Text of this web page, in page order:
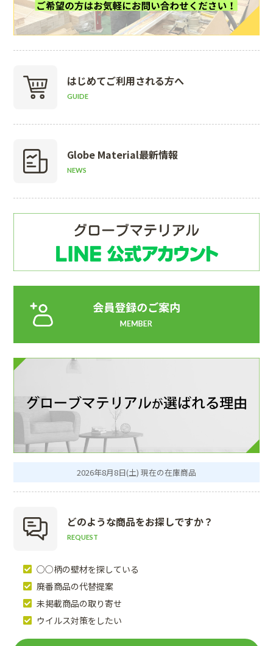
はじめてご利用される方へ
GUIDE
Globe Material最新情報
NEWS
2026年8月8日(土) 現在の在庫商品
どのような商品をお探しですか？
REQUEST
○○柄の壁材を探している
廃番商品の代替提案
未掲載商品の取り寄せ
ウイルス対策をしたい